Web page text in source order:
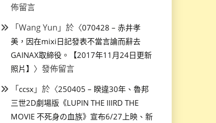
佈留言
「Wang Yun 」於〈070428 – 赤井孝
美，因在mixi日記發表不當言論而辭去
GAINAX取締役。【2017年11月24日更新
照片】 〉發佈留言
「ccsx」於〈250405 – 睽違30年、魯邦
三世2D劇場版《LUPIN THE IIIRD THE
MOVIE 不死身の血族》宣布6/27上映、新